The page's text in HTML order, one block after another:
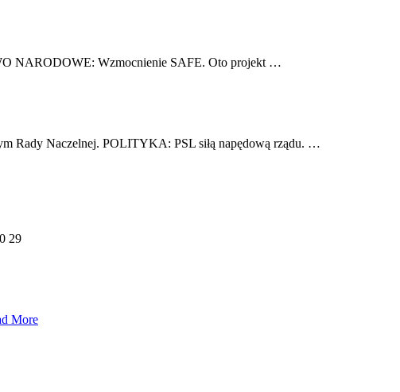
NARODOWE: Wzmocnienie SAFE. Oto projekt …
Rady Naczelnej. POLITYKA: PSL siłą napędową rządu. …
29
More